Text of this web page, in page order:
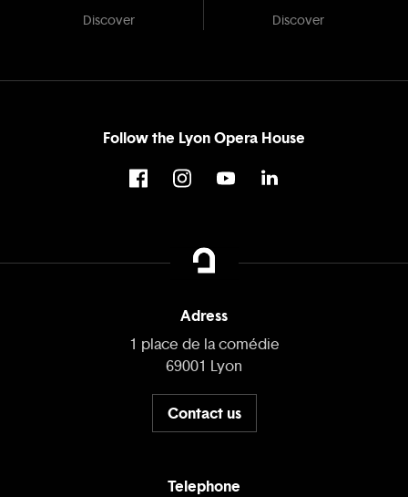
Discover Discover
Follow the Lyon Opera House
Adress
1 place de la comédie
69001 Lyon
Contact us
Telephone